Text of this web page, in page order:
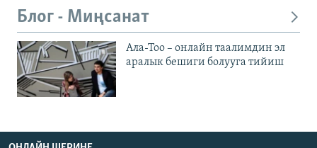
Блог - Миңсанат
Ала-Тоо – онлайн таалимдин эл
аралык бешиги болууга тийиш